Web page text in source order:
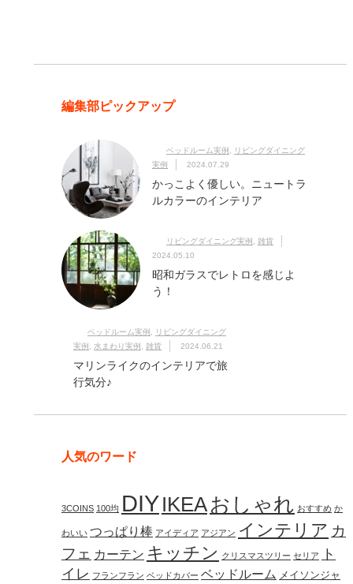
編集部ピックアップ
ベッドルーム実例
リビングダイニング
実例
2024.07.29
かっこよく優しい。ニュートラ
ルカラーのインテリア
リビングダイニング実例
雑貨
2024.05.10
昭和ガラスでレトロを感じよ
う！
ベッドルーム実例
リビングダイニング
実例
水まわり実例 雑貨 2024.06.21
マリンライクのインテリアで旅
行気分♪
人気のワード
3COINS 100均 DIYIKEAおしゃれ おすすめ か
わいい つっぱり棒 アイディア アジアン インテリア カ
フェ カーテン キッチン クリスマスツリー セリア
ト
イレ フランフラン ベッドカバー ベッドルーム メイソンジャ